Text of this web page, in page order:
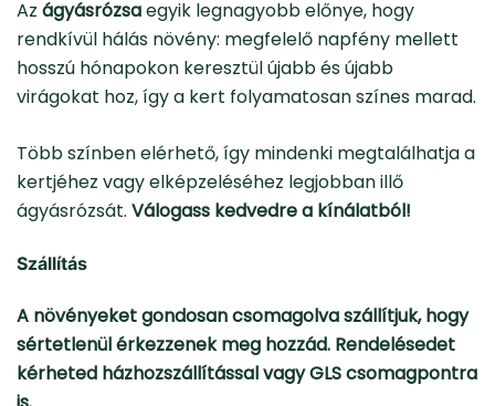
Az ágyásrózsaegyik legnagyobb előnye, hogy
rendkívül hálás növény: megfelelő napfény mellett
hosszú hónapokon keresztül újabb és újabb
virágokat hoz, így a kert folyamatosan színes marad.
Több színben elérhető, így mindenki megtalálhatja a
kertjéhez vagy elképzeléséhez legjobban illő
ágyásrózsát. Válogass kedvedre a kínálatból!
Szállítás
A növényeket gondosan csomagolva szállítjuk, hogy
sértetlenül érkezzenek meg hozzád. Rendelésedet
kérheted házhozszállítással vagy GLS csomagpontra